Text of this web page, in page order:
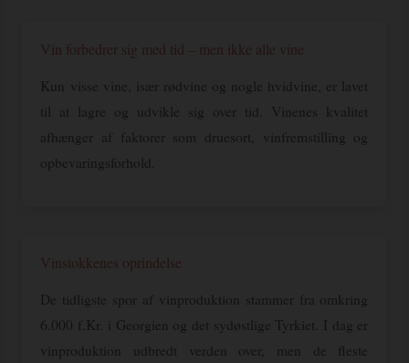
Vin forbedrer sig med tid – men ikke alle vine
Kun visse vine, især rødvine og nogle hvidvine, er lavet
til at lagre og udvikle sig over tid. Vinenes kvalitet
afhænger af faktorer som druesort, vinfremstilling og
opbevaringsforhold.
Vinstokkenes oprindelse
De tidligste spor af vinproduktion stammer fra omkring
6.000 f.Kr. i Georgien og det sydøstlige Tyrkiet. I dag er
vinproduktion udbredt verden over, men de fleste